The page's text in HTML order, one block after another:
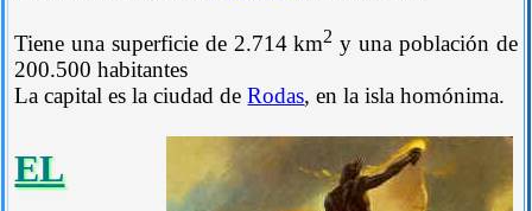
Tiene una superficie de 2.714 km2 y una población de
200.500 habitantes
La capital es la ciudad deRodas, en la isla homónima.
EL